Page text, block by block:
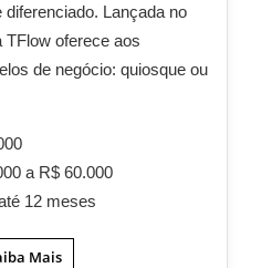
Lançada no
TFlow oferece aos
de negócio: quiosque ou
a R$ 60.000
12 meses
Mais